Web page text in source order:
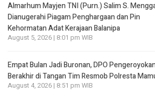
Almarhum Mayjen TNI (Purn.) Salim S.
Dianugerahi Piagam Penghargaan dan Pin
Kehormatan Adat Kerajaan Balanipa
August 5, 2026 | 8:01 pm WIB
Empat Bulan Jadi Buronan, DPO
Berakhir di Tangan Tim Resmob Polresta
August 4, 2026 | 8:51 pm WIB